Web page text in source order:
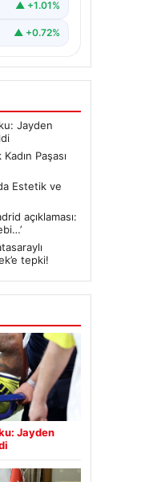
▲ +1.01%
▲ +0.72%
Jayden
Paşası
Estetik ve
açıklaması:
tepki!
Jayden